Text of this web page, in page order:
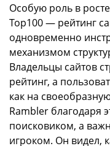
Особую роль в
Top100 — рейтинг
одновременно
механизмом
Владельцы сайтов
рейтинг, а
как на
Rambler благодаря
поисковиком, а
игроком. Он видел,